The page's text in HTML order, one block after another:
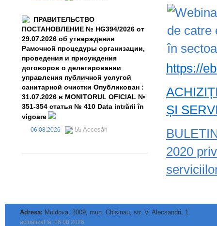
ПРАВИТЕЛЬСТВО
ПОСТАНОВЛЕНИЕ № HG394/2026 от
29.07.2026 об утверждении
Рамочной процедуры организации,
проведения и присуждения
договоров о делегировании
управления публичной услугой
санитарной очистки Опубликован :
31.07.2026 в MONITORUL OFICIAL №
351-354 статья № 410 Data intrării în
vigoare
06.08.2026 55 Accesări
https://
ȘI
2020
Adresa: Moldova, 2009, mun. Chisinau, str. V. Alecsandri, 1
actualizat la: 06.08.2026